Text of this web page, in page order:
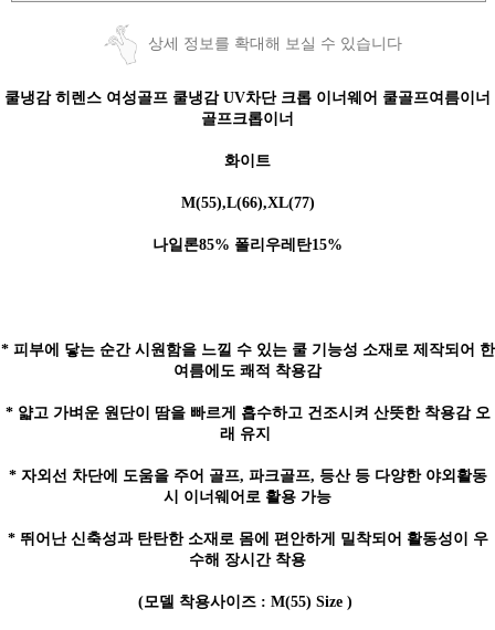
상세 정보를 확대해 보실 수 있습니다
쿨냉감 히렌스 여성골프 쿨냉감 UV차단 크롭 이너웨어 쿨골프여름이너
골프크롭이너
화이트
M(55),L(66),XL(77)
나일론85% 폴리우레탄15%
* 피부에 닿는 순간 시원함을 느낄 수 있는 쿨 기능성 소재로 제작되어 한
여름에도 쾌적 착용감
* 얇고 가벼운 원단이 땀을 빠르게 흡수하고 건조시켜 산뜻한 착용감 오
래 유지
* 자외선 차단에 도움을 주어 골프, 파크골프, 등산 등 다양한 야외활동
시 이너웨어로 활용 가능
* 뛰어난 신축성과 탄탄한 소재로 몸에 편안하게 밀착되어 활동성이 우
수해 장시간 착용
(모델 착용사이즈 : M(55) Size )